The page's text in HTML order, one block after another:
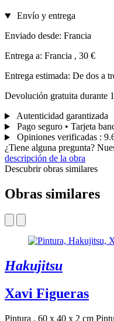
Envío y entrega
Enviado desde: Francia
Entrega a: Francia , 30 €
Entrega estimada: De dos a
Devolución gratuita durante
Autenticidad garantizada
Pago seguro • Tarjeta
Opiniones verificadas :
¿Tiene alguna pregunta?
descripción de la obra
Descubrir obras similares
Obras similares
Hakujitsu
Xavi Figueras
Pintura . 60 x 40 x 2 cm